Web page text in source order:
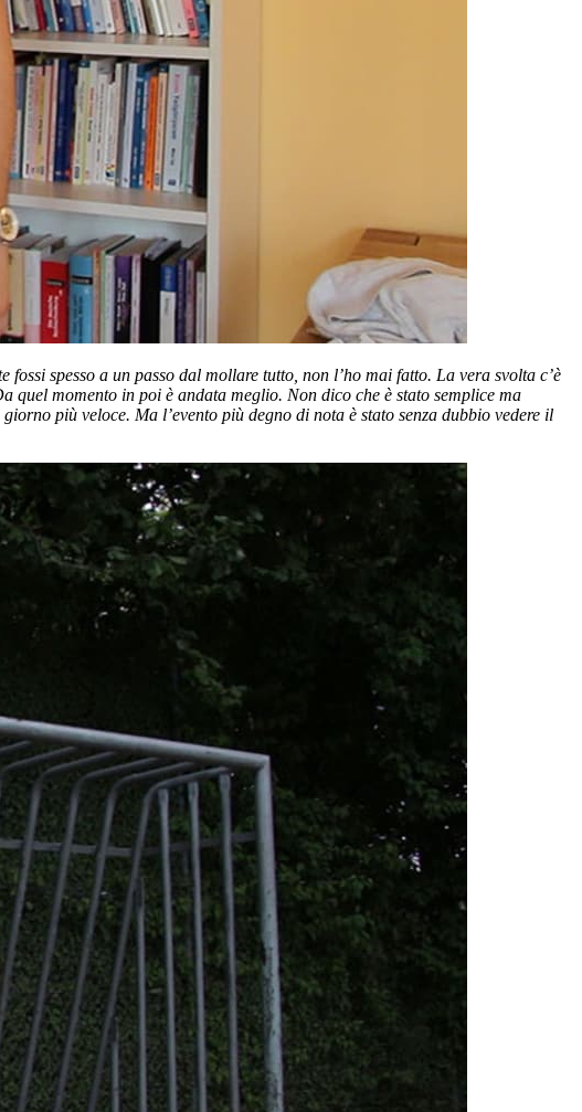
spesso a un passo dal mollare tutto, non l’ho mai fatto. La vera svolta c’è
momento in poi è andata meglio. Non dico che è stato semplice ma
più veloce. Ma l’evento più degno di nota è stato senza dubbio vedere il